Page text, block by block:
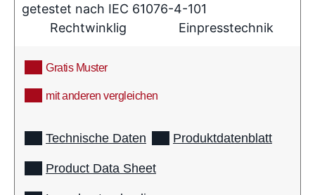
getestet nach IEC 61076-4-101
Rechtwinklig
Einpresstechnik
Gratis Muster
mit anderen vergleichen
Technische Daten Produktdatenblatt
Product Data Sheet